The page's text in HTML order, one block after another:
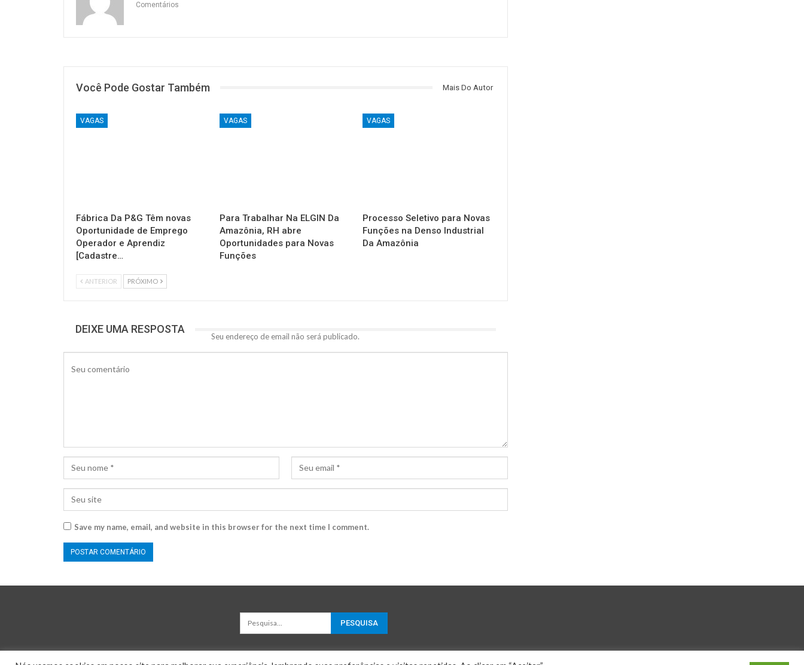
Comentários
Você Pode Gostar Também Mais Do Autor
VAGAS
Fábrica Da P&G Têm novas
Oportunidade de Emprego
Operador e Aprendiz
[Cadastre…
VAGAS
Para Trabalhar Na ELGIN Da
Amazônia, RH abre
Oportunidades para Novas
Funções
VAGAS
Processo Seletivo para Novas
Funções na Denso Industrial
Da Amazônia
ANTERIOR PRÓXIMO
DEIXE UMA RESPOSTA
Seu endereço de email não será publicado.
Save my name, email, and website in this browser for the next time I comment.